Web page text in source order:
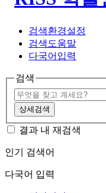
검색환경설정
검색도움말
다국어입력
검색
상세검색
결과 내 재검색
인기 검색어
다국어 입력